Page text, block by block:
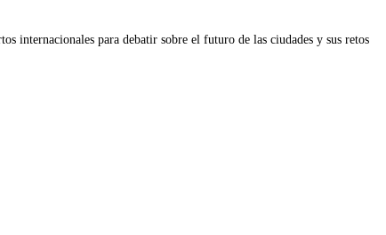
internacionales para debatir sobre el futuro de las ciudades y sus retos